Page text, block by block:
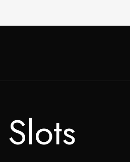
Slots